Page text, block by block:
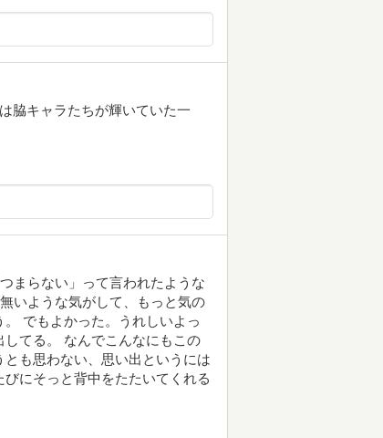
脇キャラたちが輝いていた一
まらない」って言われたような
いような気がして、もっと気の
でもよかった。うれしいよっ
てる。 なんでこんなにもこの
も思わない、思い出というには
にそっと背中をたたいてくれる